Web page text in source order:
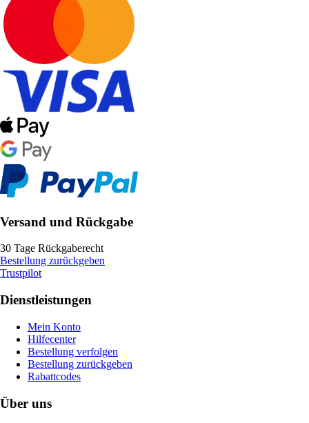
Versand und Rückgabe
30 Tage Rückgaberecht
Bestellung zurückgeben
Trustpilot
Dienstleistungen
Mein Konto
Hilfecenter
Bestellung verfolgen
Bestellung zurückgeben
Rabattcodes
Über uns